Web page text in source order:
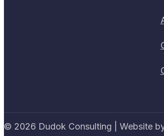
© 2026 Dudok Consulting | Website